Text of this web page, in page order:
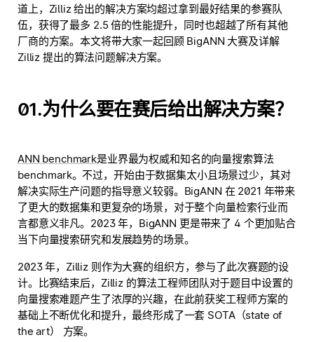
道上，Zilliz 给出的解决方案均超过拿到最好结果的参赛队
伍，获得了最多 2.5 倍的性能提升，同时也超越了所有其他
厂商的方案。本文将带大家一起回顾 BigANN 大赛及详解
Zilliz 提出的算法问题解决方案。
01.为什么要在赛后给出解决方案？
ANN benchmark是业界最为权威和知名的向量搜索算法
benchmark。不过，开始由于数据集太小且场景过少，其对
解决实际生产问题的指导意义较弱。BigANN 在 2021 年带来
了更大的数据集和更复杂的场景，对于整个向量检索行业而
言都意义非凡。2023 年，BigANN 更是带来了 4 个更加贴合
当下向量搜索研究和发展趋势的场景。
2023 年，Zilliz 则作为大赛的组织方，参与了此次赛题的设
计。比赛结束后，Zilliz 的算法工程师团队对于题目中设置的
向量搜索难题产生了浓厚的兴趣，在此前获奖工程师方案的
基础上不断优化和提升，最终形成了一套 SOTA（state of
the art） 方案。